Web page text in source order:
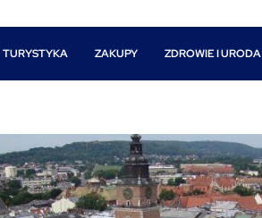
TURYSTYKA ZAKUPY ZDROWIE I URODA